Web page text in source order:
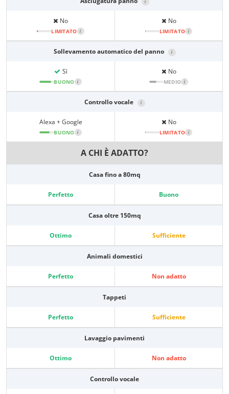
i
No
LIMITATO i
No
LIMITATO i
Sollevamento automatico del panno i
Sì
BUONO i
No
MEDIO i
Controllo vocale i
Alexa + Google
BUONO i
No
LIMITATO i
A CHI È ADATTO?
Casa fino a 80mq
Perfetto Buono
Casa oltre 150mq
Ottimo Sufficiente
Animali domestici
Perfetto Non adatto
Tappeti
Perfetto Sufficiente
Lavaggio pavimenti
Ottimo Non adatto
Controllo vocale